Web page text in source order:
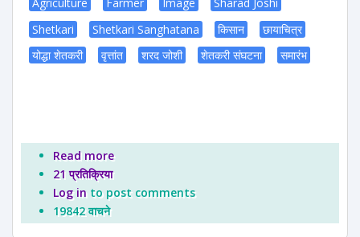
Shetkari
Shetkari Sanghatana किसान
छायाचित्र
योद्धा शेतकरी
वृत्तांत शरद जोशी शेतकरी संघटना समारंभ
Read moreabout युगात्मा शरद जोशी यांचा ८१ वा जन्मदिवस : वृत्तांत
21 प्रतिक्रिया
Log in to post comments
19842 वाचने